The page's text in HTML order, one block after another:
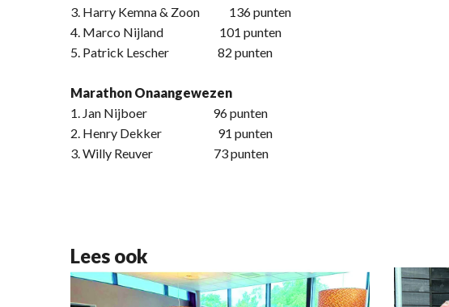
3. Harry Kemna & Zoon 136 punten
4. Marco Nijland 101 punten
5. Patrick Lescher 82 punten
Marathon Onaangewezen
1. Jan Nijboer 96 punten
2. Henry Dekker 91 punten
3. Willy Reuver 73 punten
Lees ook